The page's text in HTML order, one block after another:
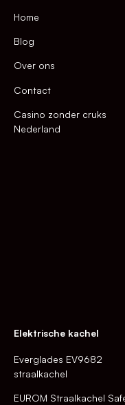
Home
Blog
Over ons
Contact
Casino zonder cruks
Nederland
Elektrische kachel
Everglades EV9682
straalkachel
EUROM Straalkachel